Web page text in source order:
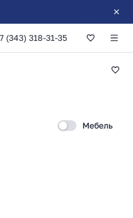
(343) 318-31-35
Мебель